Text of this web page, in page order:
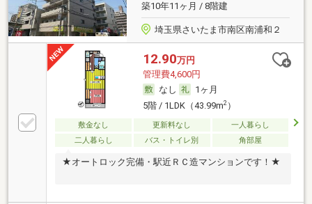
築10年11ヶ月 / 8階建
埼玉県さいたま市南区南浦和２
12.90万円
管理費4,600円
なし
1ヶ月
5階 / 1LDK（43.99m2）
敷金なし 更新料なし
一人暮らし
二人暮らし
バス・トイレ別 角部屋
★オートロック完備・駅近ＲＣ造マンションです！★